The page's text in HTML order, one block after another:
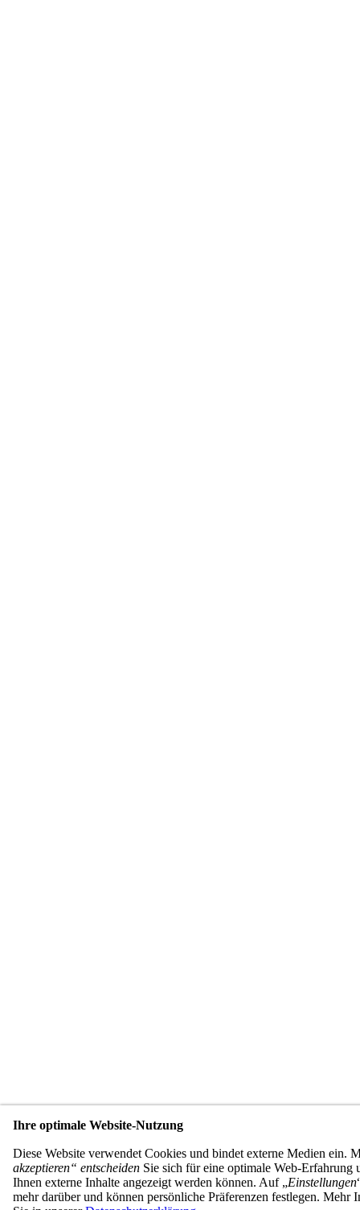
Ihre optimale Website-Nutzung
Diese Website verwendet Cookies und bindet externe Medien
akzeptieren“ entscheiden Sie sich für eine optimale Web-Erfahrung
Ihnen externe Inhalte angezeigt werden können. Auf „Einstellungen
mehr darüber und können persönliche Präferenzen festlegen. Mehr